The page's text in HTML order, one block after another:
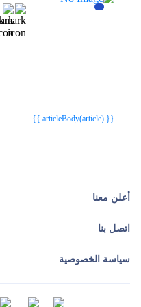
{{ articleBody(article) }}
أعلن معنا
اتصل بنا
سياسة الخصوصية